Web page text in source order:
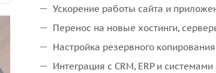
Ускорение работы сайта и
Перенос на новые хостинги,
Настройка резервного
Интеграция с CRM, ERP и